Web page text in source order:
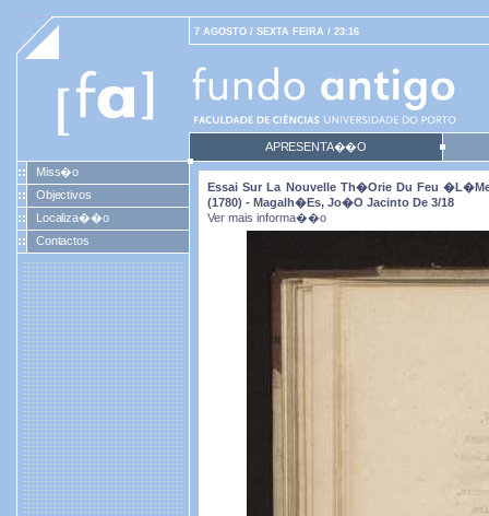
7 AGOSTO / SEXTA FEIRA / 23:16
APRESENTA��O
Miss�o
Objectivos
Localiza��o
Contactos
Essai Sur La Nouvelle Th�orie Du Feu
(1780) - Magalh�es, Jo�o Jacinto De 3/18
Ver mais informa��o